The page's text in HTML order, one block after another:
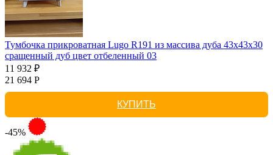
Тумбочка прикроватная Lugo R191 из массива дуба 43х43х30
сращенный дуб цвет отбеленный 03
11 932 ₽
21 694 Р
КУПИТЬ
-45%